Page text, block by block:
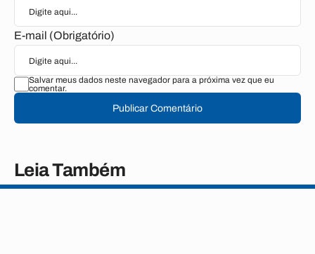
E-mail (Obrigatório)
Salvar meus dados neste navegador para a próxima vez que eu
comentar.
Publicar Comentário
Leia Também